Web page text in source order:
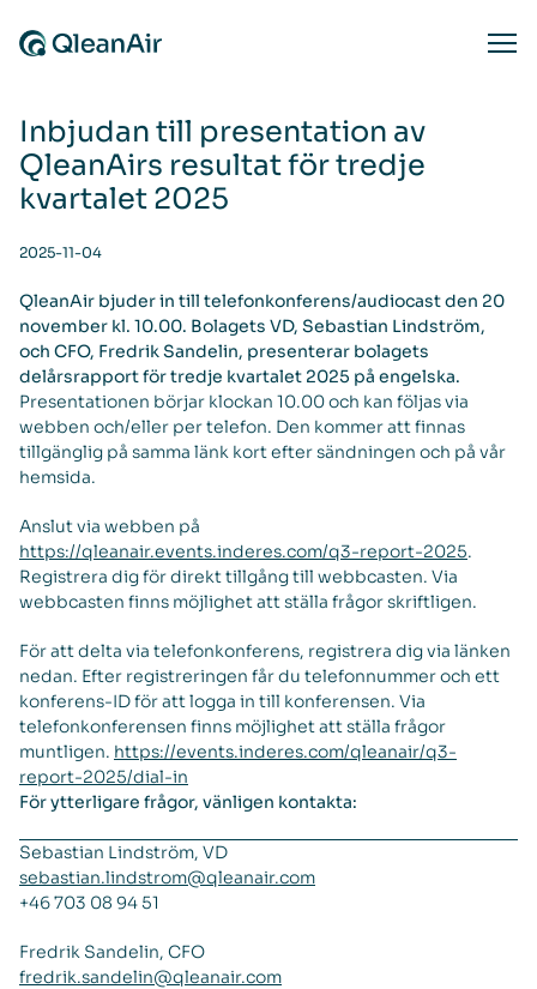
Inbjudan till presentation av
QleanAirs resultat för tredje
kvartalet 2025
2025-11-04
QleanAir bjuder in till telefonkonferens/audiocast den 20
november kl. 10.00. Bolagets VD, Sebastian Lindström,
och CFO, Fredrik Sandelin, presenterar bolagets
delårsrapport för tredje kvartalet 2025 på engelska.
Presentationen börjar klockan 10.00 och kan följas via
webben och/eller per telefon. Den kommer att finnas
tillgänglig på samma länk kort efter sändningen och på vår
hemsida.
Anslut via webben på
https://qleanair.events.inderes.com/q3-report-2025.
Registrera dig för direkt tillgång till webbcasten. Via
webbcasten finns möjlighet att ställa frågor skriftligen.
För att delta via telefonkonferens, registrera dig via länken
nedan. Efter registreringen får du telefonnummer och ett
konferens-ID för att logga in till konferensen. Via
telefonkonferensen finns möjlighet att ställa frågor
muntligen. https://events.inderes.com/qleanair/q3-
report-2025/dial-in
För ytterligare frågor, vänligen kontakta:
Sebastian Lindström, VD
sebastian.lindstrom@qleanair.com
+46 703 08 94 51
Fredrik Sandelin, CFO
fredrik.sandelin@qleanair.com